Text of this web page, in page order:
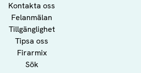
Kontakta oss
Felanmälan
Tillgänglighet
Tipsa oss
Firarmix
Sök